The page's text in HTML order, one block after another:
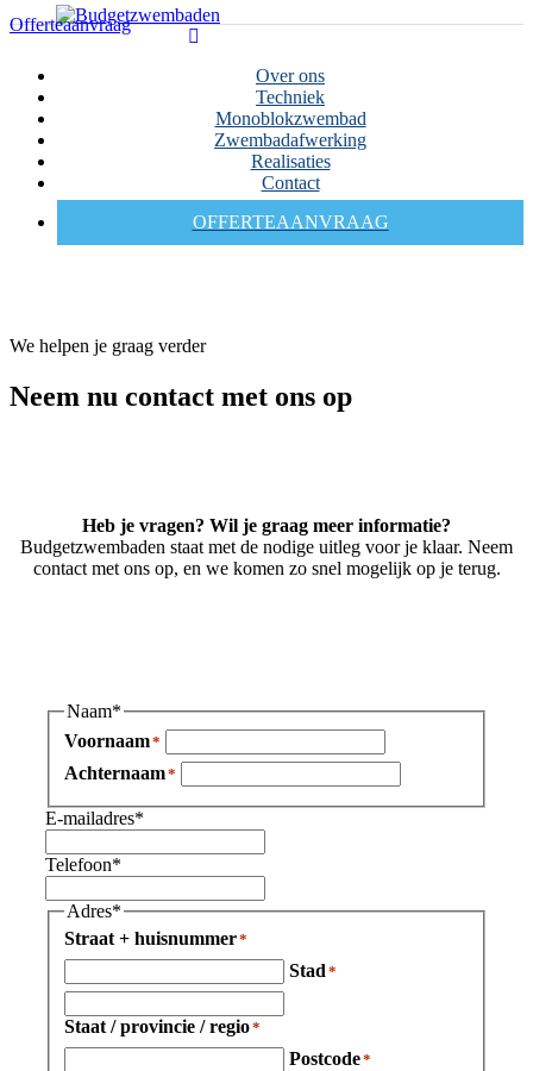
Offerteaanvraag
Over ons
Techniek
Monoblokzwembad
Zwembadafwerking
Realisaties
Contact
OFFERTEAANVRAAG
We helpen je graag verder
Neem nu contact met ons op
Heb je vragen? Wil je graag meer informatie?
Budgetzwembaden staat met de nodige uitleg voor je klaar. Neem
contact met ons op, en we komen zo snel mogelijk op je terug.
Naam*
Voornaam
Achternaam
E-mailadres*
Telefoon*
Adres*
Straat + huisnummer
Stad
Staat / provincie / regio
Postcode